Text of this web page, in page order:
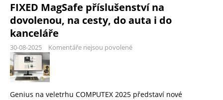
FIXED MagSafe příslušenství na
dovolenou, na cesty, do auta i do
kanceláře
30-08-2025 Komentáře nejsou povolené
Genius na veletrhu COMPUTEX 2025 představí nové